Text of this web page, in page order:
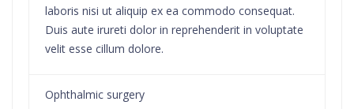
laboris nisi ut aliquip ex ea commodo consequat.
Duis aute irureti dolor in reprehenderit in voluptate
velit esse cillum dolore.
Ophthalmic surgery